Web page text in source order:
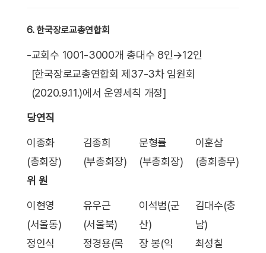
6. 한국장로교총연합회
-교회수 1001-3000개 총대수 8인→12인
[한국장로교총연합회 제37-3차 임원회
(2020.9.11.)에서 운영세칙 개정]
당연직
이종화
(총회장)
김종희
(부총회장)
문형률
(부총회장)
이훈삼
(총회총무)
위 원
이현영
(서울동)
유우근
(서울북)
이석범(군
산)
김대수(충
남)
정인식
정경용(목
장 봉(익
최성칠